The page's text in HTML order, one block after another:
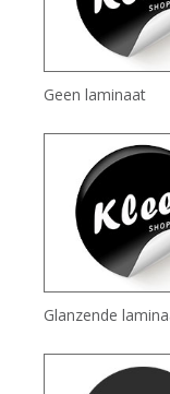
Geen laminaat
Glanzende